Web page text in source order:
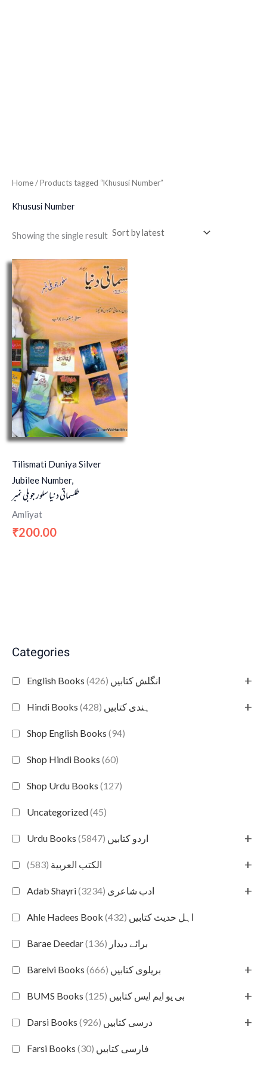
Categories
English Books انگلش کتابیں (426) +
Hindi Books ہندی کتابیں (428) +
Shop English Books (94)
Shop Hindi Books (60)
Shop Urdu Books (127)
Uncategorized(45)
Urdu Books اردو کتابیں (5847) +
الكتب العربية (583) +
Adab Shayri ادب شاعری (3234) +
Ahle Hadees Book اہل حدیث کتابیں (432)
Barae Deedar برائے دیدار (136)
Barelvi Books بریلوی کتابیں (666) +
BUMS Books بی یو ایم ایس کتابیں (125) +
Darsi Books درسی کتابیں (926) +
Farsi Books فارسی کتابیں (30)
Home/ Products tagged “Khususi Number”
Khususi Number
Showing the single result
Tilismati Duniya Silver
Jubilee Number,
طلسماتی دنیا سلور جوبلی نمبر
Amliyat
₹200.00